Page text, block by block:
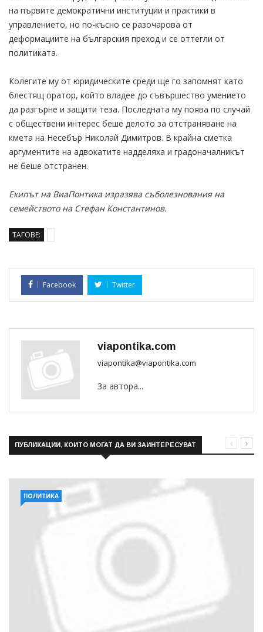
на първите демократични институции и практики в
управлението, но по-късно се разочарова от
деформациите на българския преход и се оттегли от
политиката.
Колегите му от юридическите среди ще го запомнят като
блестящ оратор, който владее до съвършество умението
да разгърне и защити теза. Последната му поява по случай
с обществени интерес беше делото за отстраняване на
кмета на Несебър Николай Димитров. В крайна сметка
аргументите на адвокатите надделяха и градоначалникът
не беше отстранен.
Екипът на ВиаПонтика изразява съболезнования на
семейството на Стефан Константинов.
ТАГОВЕ:
Facebook Twitter
viapontika.com
viapontika@viapontika.com
За автора...
ПУБЛИКАЦИИ, КОИТО МОГАТ ДА ВИ ЗАИНТЕРЕСУВАТ
ПОЛИТИКА